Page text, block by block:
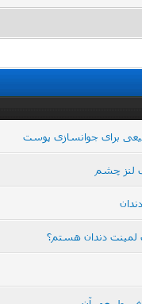
برای جوانسازی پوست
لنز چشم
لمینت دندان هستم؟